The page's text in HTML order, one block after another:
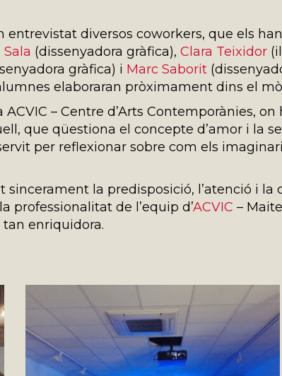
diversos coworkers, que els
(dissenyadora gràfica), Clara Teixidor
gràfica) i Marc Saborit
elaboraran pròximament dins el
– Centre d’Arts Contemporànies,
que qüestiona el concepte d’amor i la
per reflexionar sobre com els
sincerament la predisposició, l’atenció i
professionalitat de l’equip d’ACVIC –
enriquidora.